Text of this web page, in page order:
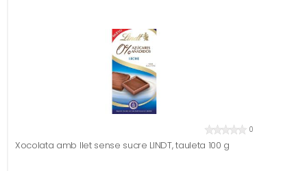
0
Xocolata amb llet sense sucre LINDT, tauleta 100 g